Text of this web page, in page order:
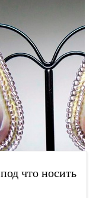
что носить